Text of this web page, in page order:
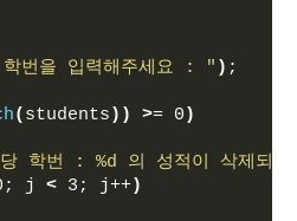
번을 입력해주세요 : " ) ;
( students )) >= 0 )
학번 : %d 의 성적이 삭제되
j < 3; j++)